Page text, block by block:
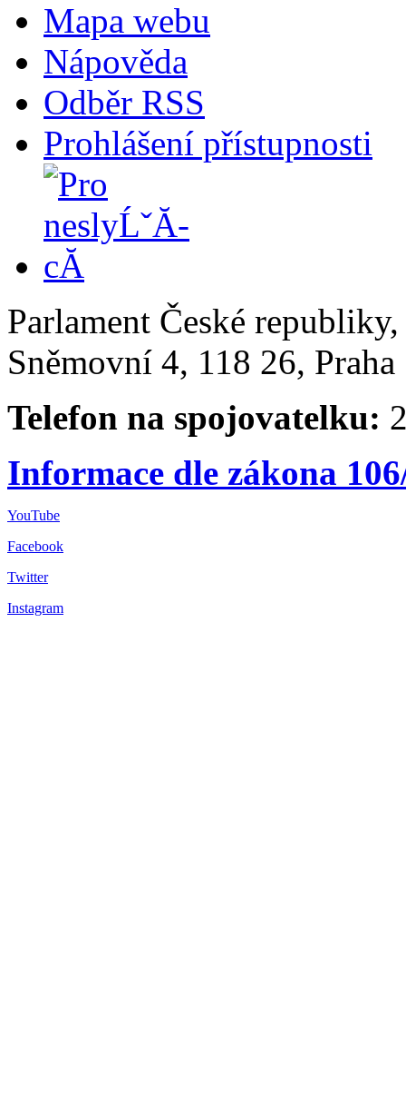
Mapa webu
Nápověda
Odběr RSS
Prohlášení přístupnosti
Parlament České
Sněmovní 4, 118 26,
Telefon na spojovatelku:
Informace dle zákona
YouTube
Facebook
Twitter
Instagram